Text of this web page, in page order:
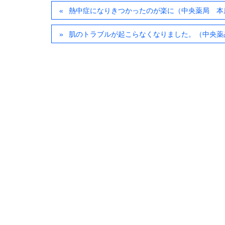
熱中症になりきつかったのが楽に（中央薬局 本
肌のトラブルが起こらなくなりました。（中央薬